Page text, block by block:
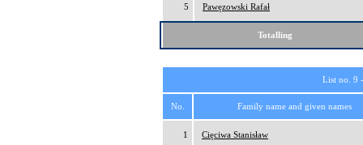
5 Pawęzowski Rafał
Totalling
List no. 9
No. Family name and given names
1 Cięciwa Stanisław